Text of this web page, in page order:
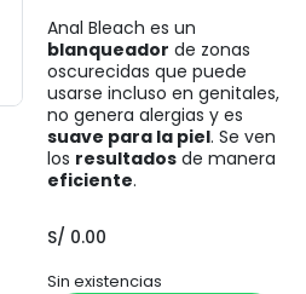
Anal Bleach es un
blanqueador de zonas
oscurecidas que puede
usarse incluso en genitales,
no genera alergias y es
suave para la piel. Se ven
los resultados de manera
eficiente.
S/ 0.00
Sin existencias